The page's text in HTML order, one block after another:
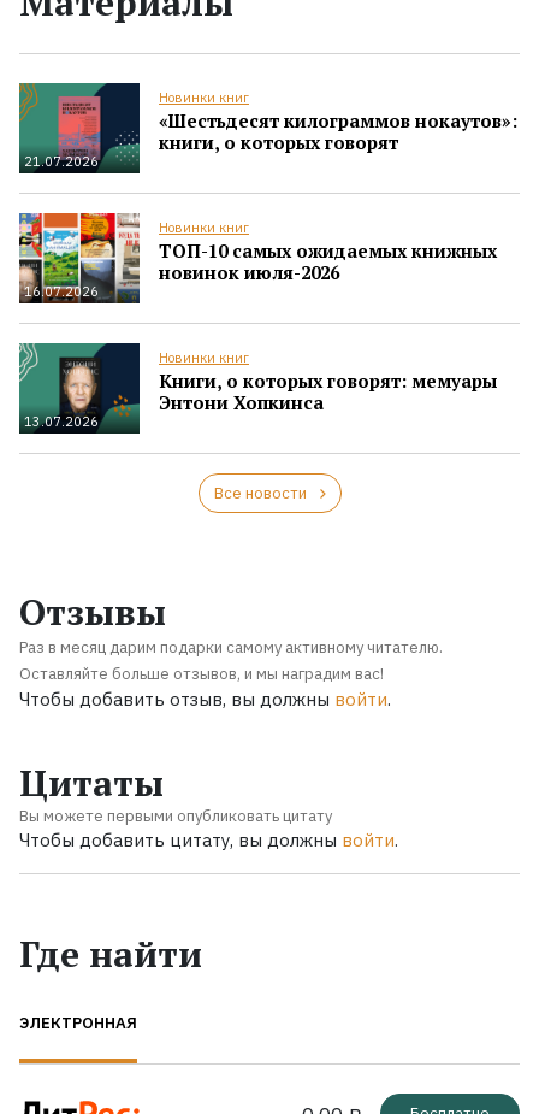
21.07.2026
Новинки книг
«Шестьдесят килограммов нокаутов»:
книги, о которых говорят
16.07.2026
Новинки книг
ТОП-10 самых ожидаемых книжных
новинок июля-2026
13.07.2026
Новинки книг
Книги, о которых говорят: мемуары
Энтони Хопкинса
Все новости
Отзывы
Раз в месяц дарим подарки самому активному читателю.
Оставляйте больше отзывов, и мы наградим вас!
Чтобы добавить отзыв, вы должны войти.
Цитаты
Вы можете первыми опубликовать цитату
Чтобы добавить цитату, вы должны войти.
Где найти
ЭЛЕКТРОННАЯ